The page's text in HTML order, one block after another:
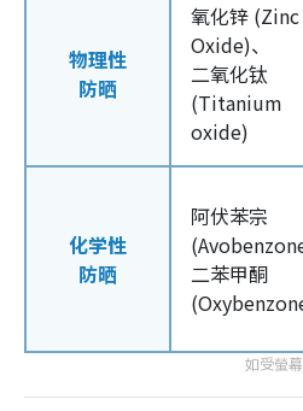
物理性
防晒
氧化锌 (Zinc
Oxide)、
二氧化钛
(Titanium
oxide)
化学性
防晒
阿伏苯宗
二苯甲酮